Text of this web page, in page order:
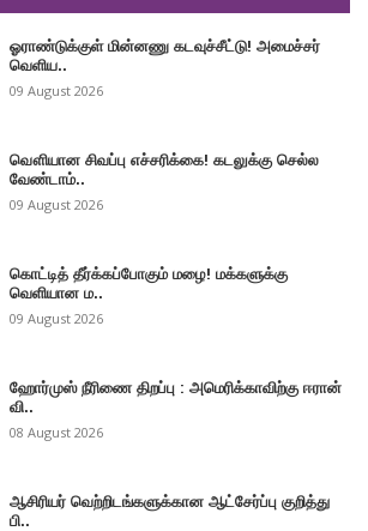
ஓராண்டுக்குள் மின்னணு கடவுச்சீட்டு! அமைச்சர்
வெளிய..
09 August 2026
வௌியான சிவப்பு எச்சரிக்கை! கடலுக்கு செல்ல
வேண்டாம்..
09 August 2026
கொட்டித் தீர்க்கப்போகும் மழை! மக்களுக்கு
வெளியான ம..
09 August 2026
ஹோர்முஸ் நீரிணை திறப்பு : அமெரிக்காவிற்கு ஈரான்
வி..
08 August 2026
ஆசிரியர் வெற்றிடங்களுக்கான ஆட்சேர்ப்பு குறித்து
பி..